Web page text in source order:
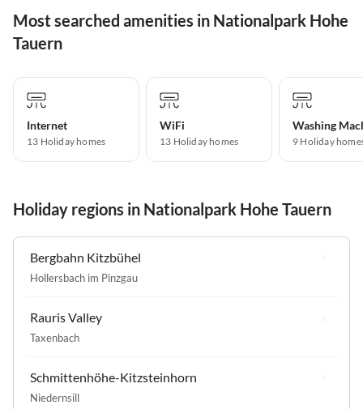
Most searched amenities in Nationalpark Hohe
Tauern
Internet
13 Holiday homes
WiFi
13 Holiday homes
Washing
9 Holiday
Holiday regions in Nationalpark Hohe Tauern
Bergbahn Kitzbühel
Hollersbach im Pinzgau
Rauris Valley
Taxenbach
Schmittenhöhe-Kitzsteinhorn
Niedernsill